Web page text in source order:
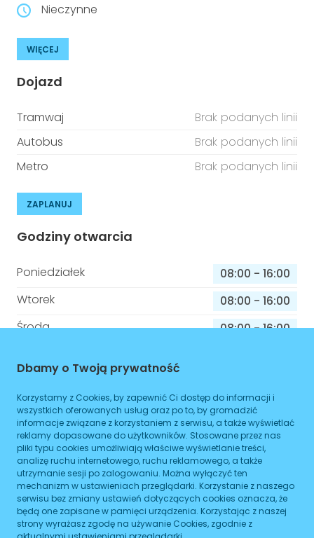
Nieczynne
WIĘCEJ
Dojazd
Tramwaj
Brak podanych linii
Autobus
Brak podanych linii
Metro
Brak podanych linii
ZAPLANUJ
Godziny otwarcia
Poniedziałek 08:00 - 16:00
Wtorek
08:00 - 16:00
Środa
08:00-16:00
Sobota
08:00 -
Niedziela
08:00- 16:00
Informacje o sprawach jakie załatwisz w
tym budynku
Dbamy o Twoją prywatność
Korzystamy z Cookies, by zapewnić Ci dostęp do informacji i
wszystkich oferowanych usług oraz po to, by gromadzić
informacje związane z korzystaniem z serwisu, a także wyświetlać
reklamy dopasowane do użytkowników. Stosowane przez nas
pliki typu cookies umożliwiają właściwe wyświetlanie treści,
analizę ruchu internetowego, ruchu reklamowego, a także
utrzymanie sesji po zalogowaniu. Można wyłączyć ten
mechanizm w ustawieniach przeglądarki. Korzystanie z naszego
serwisu bez zmiany ustawień dotyczących cookies oznacza, że
będą one zapisane w pamięci urządzenia. Korzystając z naszej
strony wyrażasz zgodę na używanie Cookies, zgodnie z